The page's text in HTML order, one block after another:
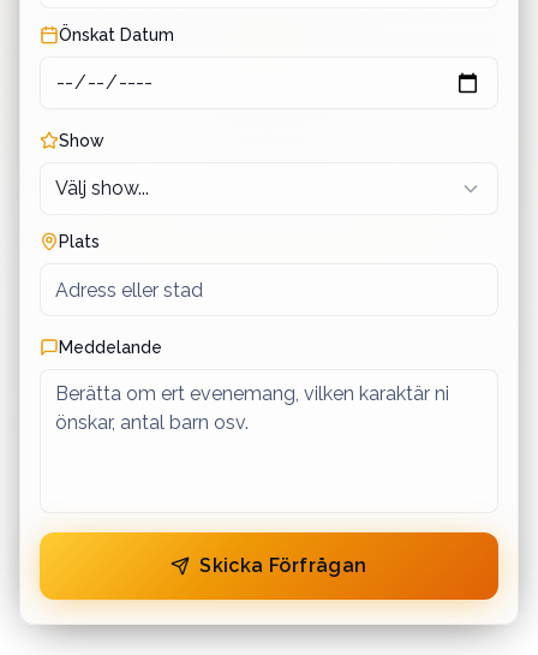
Önskat Datum
Show
Plats
Meddelande
Skicka Förfrågan